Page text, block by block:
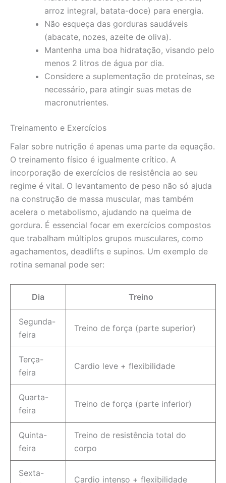
arroz integral, batata-doce) para energia.
Não esqueça das gorduras saudáveis
(abacate, nozes, azeite de oliva).
Mantenha uma boa hidratação, visando pelo
menos 2 litros de água por dia.
Considere a suplementação de proteínas, se
necessário, para atingir suas metas de
macronutrientes.
Treinamento e Exercícios
Falar sobre nutrição é apenas uma parte da equação.
O treinamento físico é igualmente crítico. A
incorporação de exercícios de resistência ao seu
regime é vital. O levantamento de peso não só ajuda
na construção de massa muscular, mas também
acelera o metabolismo, ajudando na queima de
gordura. É essencial focar em exercícios compostos
que trabalham múltiplos grupos musculares, como
agachamentos, deadlifts e supinos. Um exemplo de
rotina semanal pode ser:
Dia Treino
Segunda-
feira
Treino de força (parte superior)
Terça-
feira
Cardio leve + flexibilidade
Quarta-
feira
Treino de força (parte inferior)
Quinta-
feira
Treino de resistência total do
corpo
Sexta-
Cardio intenso + flexibilidade